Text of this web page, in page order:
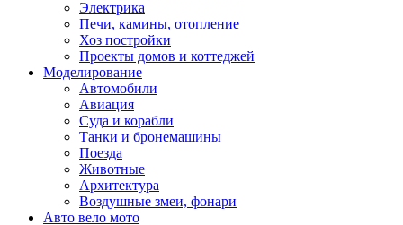
Электрика
Печи, камины, отопление
Хоз постройки
Проекты домов и коттеджей
Моделирование
Автомобили
Авиация
Суда и корабли
Танки и бронемашины
Поезда
Животные
Архитектура
Воздушные змеи, фонари
Авто вело мото